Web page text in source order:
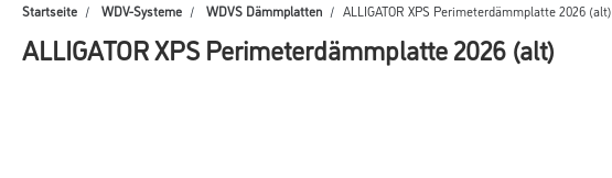
Startseite WDV-Systeme WDVS Dämmplatten ALLIGATOR XPS Perimeterdämmplatte 2026 (alt)
ALLIGATOR XPS Perimeterdämmplatte 2026 (alt)